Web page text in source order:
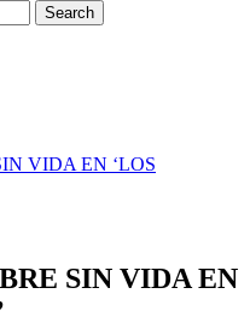
VIDA EN ‘LOS
SIN VIDA EN